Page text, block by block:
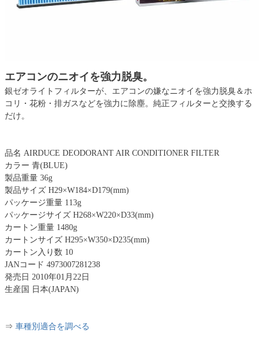
エアコンのニオイを強力脱臭。
銀ゼオライトフィルターが、エアコンの嫌なニオイを強力脱臭＆ホ
コリ・花粉・排ガスなどを強力に除塵。純正フィルターと交換する
だけ。
品名 AIRDUCE DEODORANT AIR CONDITIONER FILTER
カラー 青(BLUE)
製品重量 36g
製品サイズ H29×W184×D179(mm)
パッケージ重量 113g
パッケージサイズ H268×W220×D33(mm)
カートン重量 1480g
カートンサイズ H295×W350×D235(mm)
カートン入り数 10
JANコード 4973007281238
発売日 2010年01月22日
生産国 日本(JAPAN)
⇒ 車種別適合を調べる